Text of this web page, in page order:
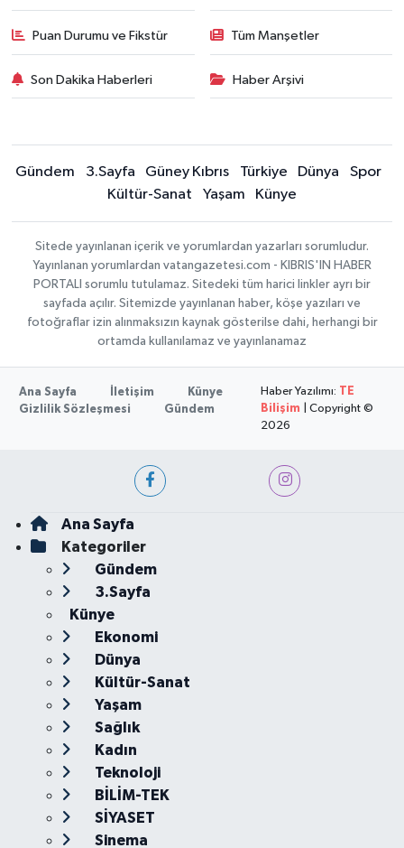
Puan Durumu ve Fikstür Tüm Manşetler
Son Dakika Haberleri Haber Arşivi
Gündem 3.Sayfa Güney Kıbrıs Türkiye Dünya
Spor
Kültür-Sanat
Yaşam Künye
Sitede yayınlanan içerik ve yorumlardan yazarları sorumludur.
Yayınlanan yorumlardan vatangazetesi.com - KIBRIS'IN HABER
PORTALI sorumlu tutulamaz. Sitedeki tüm harici linkler ayrı bir
sayfada açılır. Sitemizde yayınlanan haber, köşe yazıları ve
fotoğraflar izin alınmaksızın kaynak gösterilse dahi, herhangi bir
ortamda kullanılamaz ve yayınlanamaz
Ana Sayfa İletişim
Künye
Gizlilik Sözleşmesi
Gündem
Haber Yazılımı: TE
Bilişim | Copyright ©
2026
Ana Sayfa
Kategoriler
Gündem
3.Sayfa
Künye
Ekonomi
Dünya
Kültür-Sanat
Yaşam
Sağlık
Kadın
Teknoloji
BİLİM-TEK
SİYASET
Sinema